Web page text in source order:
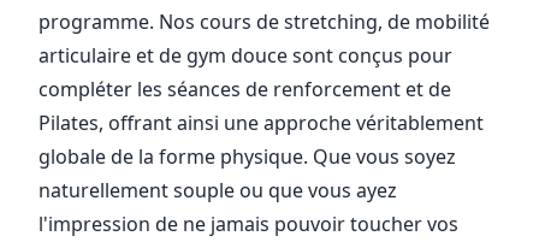
programme. Nos cours de stretching, de mobilité
articulaire et de gym douce sont conçus pour
compléter les séances de renforcement et de
Pilates, offrant ainsi une approche véritablement
globale de la forme physique. Que vous soyez
naturellement souple ou que vous ayez
l'impression de ne jamais pouvoir toucher vos